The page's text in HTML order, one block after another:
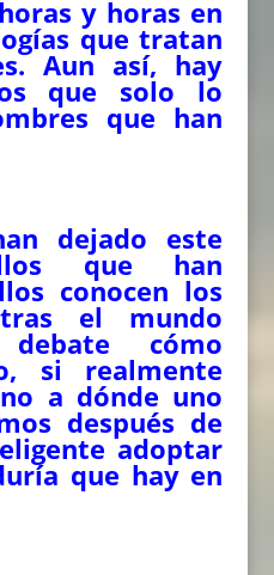
y horas en
que tratan
Aun así, hay
que solo lo
que han
dejado este
que han
conocen los
el mundo
debate cómo
si realmente
a dónde uno
después de
adoptar
que hay en